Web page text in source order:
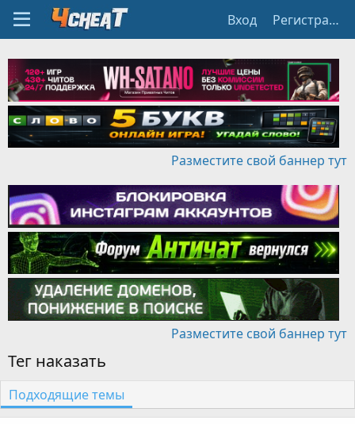
Вход Регистрация
Разместите свой баннер тут
Разместите свой баннер тут
Тег наказать
Подходящие темы